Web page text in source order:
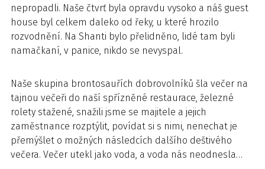
nepropadli. Naše čtvrť byla opravdu vysoko a náš guest
house byl celkem daleko od řeky, u které hrozilo
rozvodnění. Na Shanti bylo přelidněno, lidé tam byli
namačkaní, v panice, nikdo se nevyspal.
Naše skupina brontosauřích dobrovolníků šla večer na
tajnou večeři do naší spřízněné restaurace, železné
rolety stažené, snažili jsme se majitele a jejich
zaměstnance rozptýlit, povídat si s nimi, nenechat je
přemýšlet o možných následcích dalšího deštivého
večera. Večer utekl jako voda, a voda nás neodnesla…